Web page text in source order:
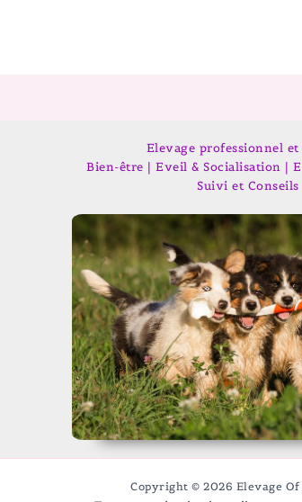
Elevage professionnel
Bien-être | Eveil & Socialisation |
Suivi et Conseils
Copyright © 2026 Elevage Of